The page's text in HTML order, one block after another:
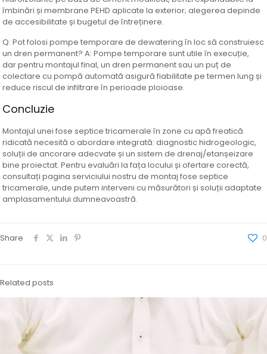
îmbinări și membrane PEHD aplicate la exterior; alegerea depinde
de accesibilitate și bugetul de întreținere.
Q: Pot folosi pompe temporare de dewatering în loc să construiesc
un dren permanent? A: Pompe temporare sunt utile în execuție,
dar pentru montajul final, un dren permanent sau un puț de
colectare cu pompă automată asigură fiabilitate pe termen lung și
reduce riscul de infiltrare în perioade ploioase.
Concluzie
Montajul unei fose septice tricamerale în zone cu apă freatică
ridicată necesită o abordare integrată: diagnostic hidrogeologic,
soluții de ancorare adecvate și un sistem de drenaj/etanșeizare
bine proiectat. Pentru evaluări la fața locului și ofertare corectă,
consultați pagina serviciului nostru de montaj fose septice
tricamerale, unde putem interveni cu măsurători și soluții adaptate
amplasamentului dumneavoastră.
Share 0
Related posts